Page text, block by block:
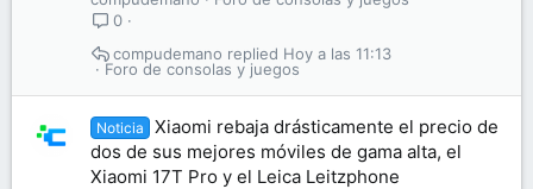
0
Foro de consolas y juegos
Hoy a las 11:13
compudemano
Noticia
Xiaomi rebaja drásticamente el precio de
dos de sus mejores móviles de gama alta, el
Xiaomi 17T Pro y el Leica Leitzphone